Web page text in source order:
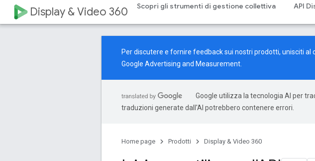
Display & Video 360 Scopri gli strumenti di gestione collettiva API
Per discutere e fornire feedback sui nostri prodotti, unisciti al
Google Advertising and Measurement
Google utilizza la tecnologia AI per
traduzioni generate dall'AI potrebbero contenere errori.
Home page Prodotti Display & Video 360